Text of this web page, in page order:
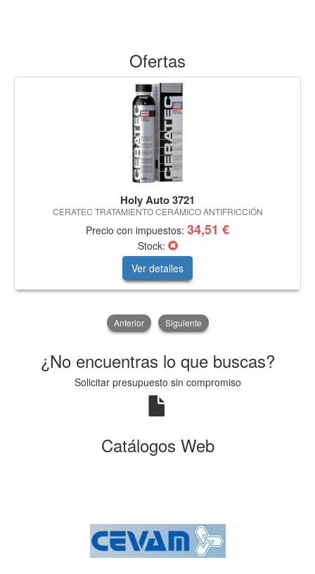
Ofertas
Holy Auto 3721
CERATEC TRATAMIENTO CERÁMICO ANTIFRICCIÓN
Precio con impuestos: 34,51 €
Stock:
Ver detalles
Anterior Siguiente
¿No encuentras lo que buscas?
Solicitar presupuesto sin compromiso
Catálogos Web